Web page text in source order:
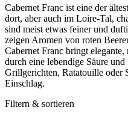
Cabernet Franc ist eine der
dort, aber auch im Loire-Tal,
sind meist etwas feiner und
zeigen Aromen von roten
Cabernet Franc bringt
durch eine lebendige Säure
Grillgerichten, Ratatouille oder
Einschlag.
Filtern & sortieren